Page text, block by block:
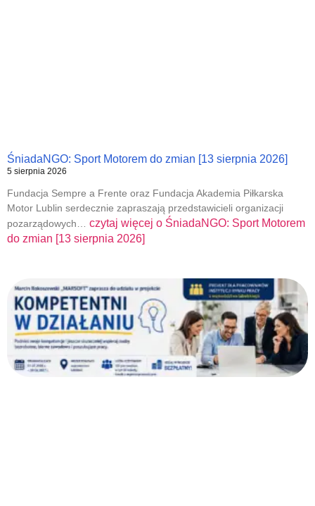
ŚniadaNGO: Sport Motorem do zmian [13 sierpnia 2026]
5 sierpnia 2026
Fundacja Sempre a Frente oraz Fundacja Akademia Piłkarska
Motor Lublin serdecznie zapraszają przedstawicieli organizacji
pozarządowych… czytaj więcej o ŚniadaNGO: Sport Motorem
do zmian [13 sierpnia 2026]